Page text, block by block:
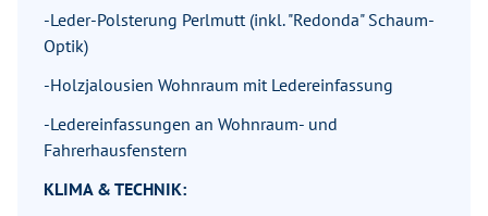
-Leder-Polsterung Perlmutt (inkl. "Redonda" Schaum-
Optik)
-Holzjalousien Wohnraum mit Ledereinfassung
-Ledereinfassungen an Wohnraum- und
Fahrerhausfenstern
KLIMA & TECHNIK: